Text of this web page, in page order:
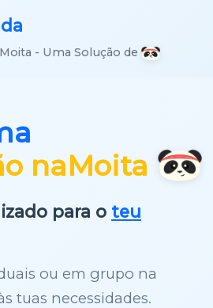
- Uma Solução de
naMoita
para o teu
ou em grupo na
tuas necessidades.